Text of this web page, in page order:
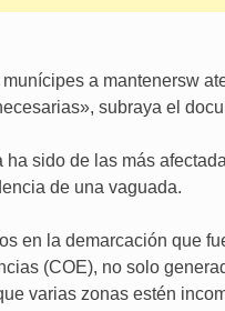
a mantenersw
subraya el
ha sido de las más
de una vaguada.
en la demarcación que
(COE), no solo
varias zonas estén